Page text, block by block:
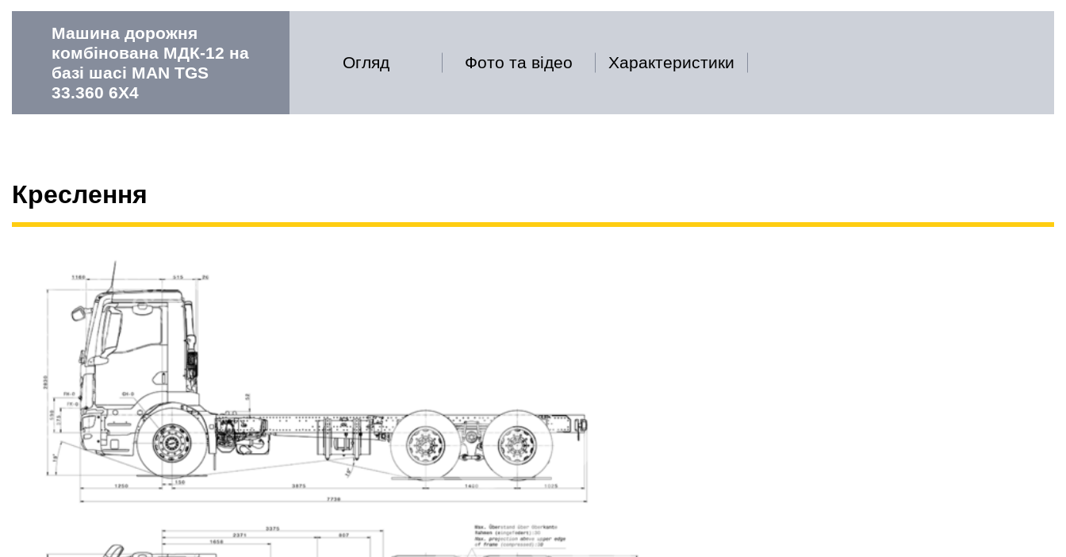
Машина дорожня
комбінована МДК-12 на
базі шасі MAN TGS
33.360 6X4
Огляд Фото та відео Характеристики
Креслення